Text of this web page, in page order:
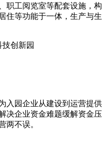
职工阅览室等配套设施，构
住等功能于一体，生产与生
入园企业从建设到运营提供
决企业资金难题缓解资金压
两不误。